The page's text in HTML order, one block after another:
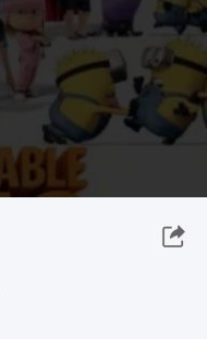
Français
Deutsch
Русский
العربية
日本語